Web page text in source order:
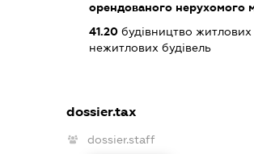
орендованого нерухомого
41.20 будівництво житлових
нежитлових будівель
dossier.tax
dossier.staff